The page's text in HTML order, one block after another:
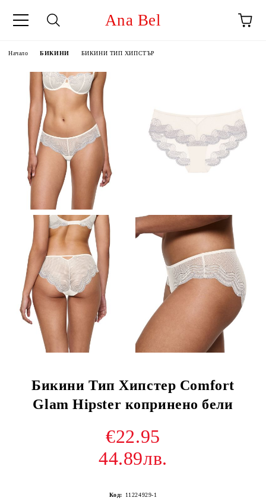
Ana Bel
Начало БИКИНИ БИКИНИ ТИП ХИПСТЪР
Бикини Тип Хипстер Comfort
Glam Hipster копринено бели
€22.95
44.89лв.
Код: 11224929-1